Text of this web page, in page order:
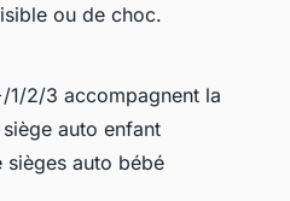
ou de choc.
1/2/3 accompagnent la
auto enfant
sièges auto bébé